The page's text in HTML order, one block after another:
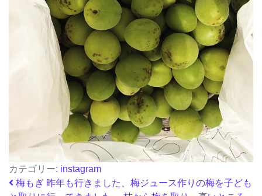
カテゴリー: instagram
投稿ナビゲーション
梅もぎ 昨年も行きました、梅ジュース作りの梅を子ども